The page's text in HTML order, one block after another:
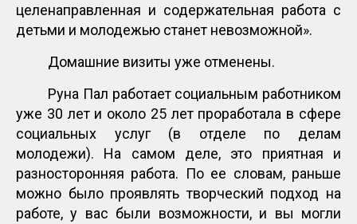
целенаправленная и содержательная работа с
детьми и молодежью станет невозможной».
Домашние визиты уже отменены.
Руна Пал работает социальным работником
уже 30 лет и около 25 лет проработала в сфере
социальных услуг (в отделе по делам
молодежи). На самом деле, это приятная и
разносторонняя работа. По ее словам, раньше
можно было проявлять творческий подход на
работе, у вас были возможности, и вы могли